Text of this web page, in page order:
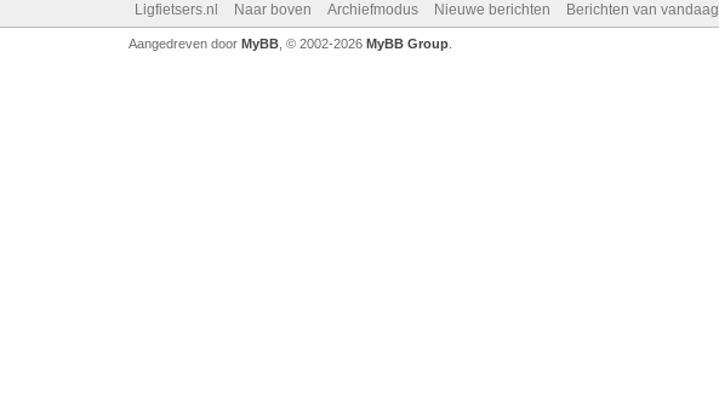
Ligfietsers.nl Naar boven Archiefmodus Nieuwe berichten Berichten van vandaag
Aangedreven door MyBB, © 2002-2026 MyBB Group.